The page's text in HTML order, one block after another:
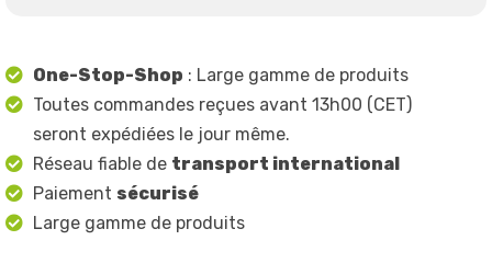
One-Stop-Shop : Large gamme de produits
Toutes commandes reçues avant 13h00 (CET)
seront expédiées le jour même.
Réseau fiable de transport international
Paiement sécurisé
Large gamme de produits